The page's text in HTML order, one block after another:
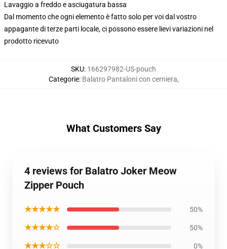
Lavaggio a freddo e asciugatura bassa
Dal momento che ogni elemento è fatto solo per voi dal vostro
appagante di terze parti locale, ci possono essere lievi variazioni nel
prodotto ricevuto
SKU: 166297982-US-pouch
Categorie: Balatro Pantaloni con cerniera,
What Customers Say
4 reviews for Balatro Joker Meow
Zipper Pouch
★★★★★ 50%
★★★★☆ 50%
★★★☆☆ 0%